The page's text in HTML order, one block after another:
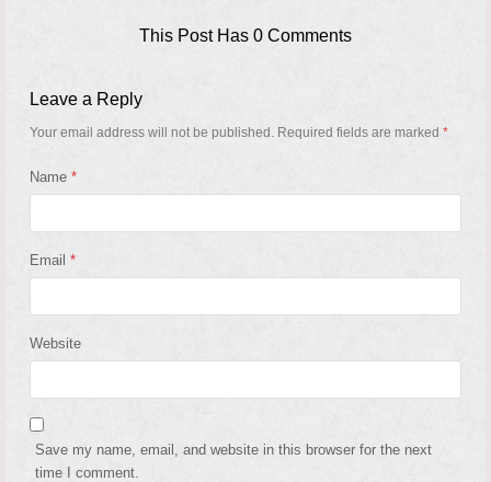
This Post Has 0 Comments
Leave a Reply
Your email address will not be published. Required fields are marked *
Name *
Email *
Website
Save my name, email, and website in this browser for the next
time I comment.